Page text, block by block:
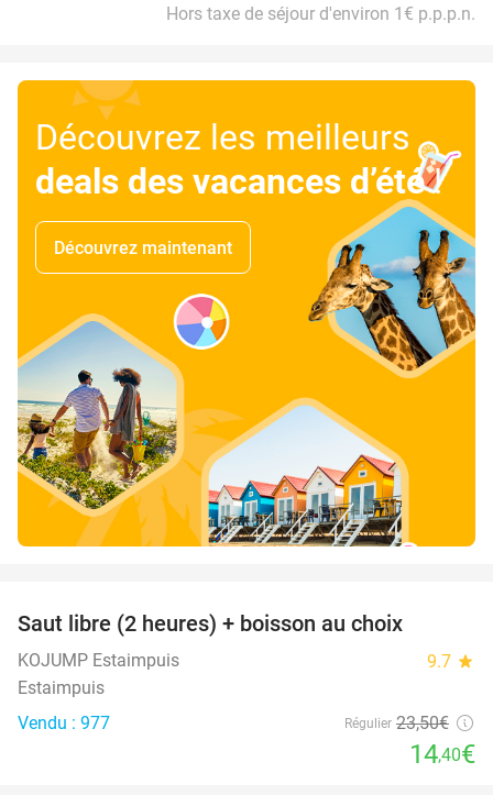
Hors taxe de séjour d'environ 1€ p.p.p.n.
Découvrez les meilleurs
deals des vacances d’été!
Découvrez maintenant
Saut libre (2 heures) + boisson au choix
KOJUMP Estaimpuis 9.7 star
Estaimpuis
Vendu : 977
Régulier 23,50€
14,40€